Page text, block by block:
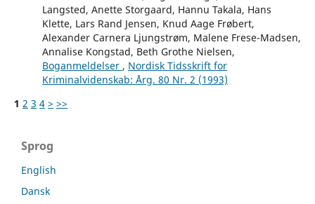
Langsted, Anette Storgaard, Hannu Takala, Hans
Klette, Lars Rand Jensen, Knud Aage Frøbert,
Alexander Carnera Ljungstrøm, Malene Frese-Madsen,
Annalise Kongstad, Beth Grothe Nielsen,
Boganmeldelser , Nordisk Tidsskrift for
Kriminalvidenskab: Årg. 80 Nr. 2 (1993)
1 2 3 4 > >>
Sprog
English
Dansk